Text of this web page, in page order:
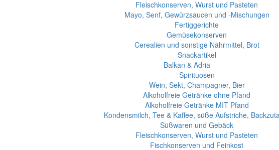
Fleischkonserven, Wurst und Pasteten
Mayo, Senf, Gewürzsaucen und -Mischungen
Fertiggerichte
Gemüsekonserven
Cerealien und sonstige Nährmittel, Brot
Snackartikel
Balkan & Adria
Spirituosen
Wein, Sekt, Champagner, Bier
Alkoholfreie Getränke ohne Pfand
Alkoholfreie Getränke MIT Pfand
Kondensmilch, Tee & Kaffee, süße Aufstriche,
Süßwaren und Gebäck
Fleischkonserven, Wurst und Pasteten
Fischkonserven und Feinkost